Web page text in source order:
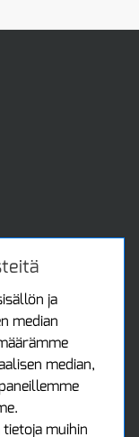
ja
median
median,
muihin